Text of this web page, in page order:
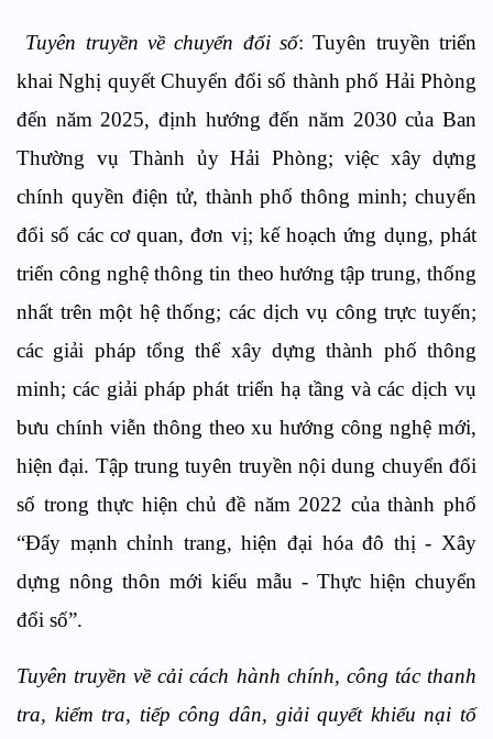
Tuyên truyền về chuyển đổi số: Tuyên truyền triển
khai Nghị quyết Chuyển đổi số thành phố Hải Phòng
đến năm 2025, định hướng đến năm 2030 của Ban
Thường vụ Thành ủy Hải Phòng; việc xây dựng
chính quyền điện tử, thành phố thông minh; chuyển
đổi số các cơ quan, đơn vị; kế hoạch ứng dụng, phát
triển công nghệ thông tin theo hướng tập trung, thống
nhất trên một hệ thống; các dịch vụ công trực tuyến;
các giải pháp tổng thể xây dựng thành phố thông
minh; các giải pháp phát triển hạ tầng và các dịch vụ
bưu chính viễn thông theo xu hướng công nghệ mới,
hiện đại. Tập trung tuyên truyền nội dung chuyển đổi
số trong thực hiện chủ đề năm 2022 của thành phố
“Đẩy mạnh chỉnh trang, hiện đại hóa đô thị - Xây
dựng nông thôn mới kiểu mẫu - Thực hiện chuyển
đổi số”.
Tuyên truyền về cải cách hành chính, công tác thanh
tra, kiểm tra, tiếp công dân, giải quyết khiếu nại tố